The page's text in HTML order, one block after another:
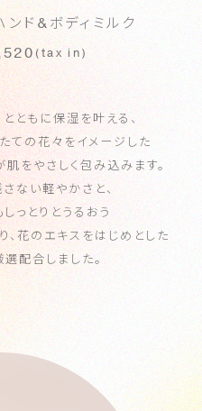
ンド&ボディミルク
(tax in)
ともに保湿を叶える、
ての花々をイメージした
をやさしく包み込みます。
ない軽やかさと、
っとりとうるおう
、花のエキスをはじめとした
配合しました。